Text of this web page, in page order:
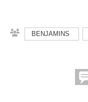
BENJAMINS